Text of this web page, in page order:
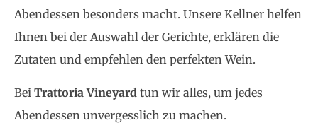
Abendessen besonders macht. Unsere Kellner helfen
Ihnen bei der Auswahl der Gerichte, erklären die
Zutaten und empfehlen den perfekten Wein.
Bei Trattoria Vineyard tun wir alles, um jedes
Abendessen unvergesslich zu machen.